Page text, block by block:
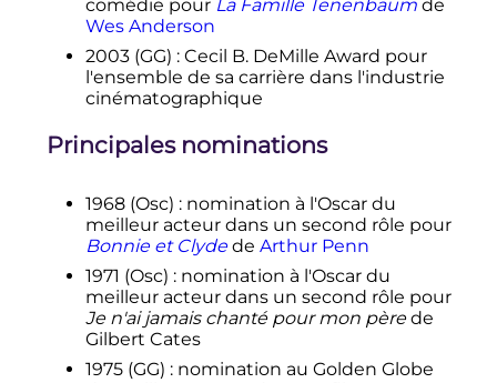
comédie pour La Famille Tenenbaumde
Wes Anderson
2003 (GG) : Cecil B. DeMille Award pour
l'ensemble de sa carrière dans l'industrie
cinématographique
Principales nominations
1968 (Osc) : nomination à l'Oscar du
meilleur acteur dans un second rôle pour
Bonnie et Clydede Arthur Penn
1971 (Osc) : nomination à l'Oscar du
meilleur acteur dans un second rôle pour
Je n'ai jamais chanté pour mon pèrede
Gilbert Cates
1975 (GG) : nomination au Golden Globe